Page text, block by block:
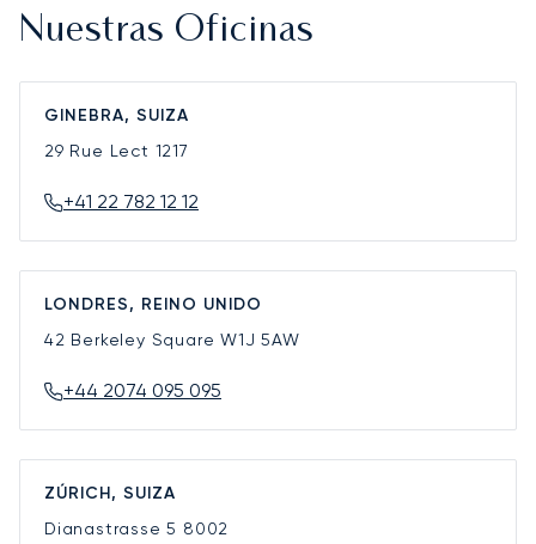
Nuestras Oficinas
GINEBRA, SUIZA
29 Rue Lect 1217
+41 22 782 12 12
LONDRES, REINO UNIDO
42 Berkeley SquareW1J 5AW
+44 2074 095 095
ZÚRICH, SUIZA
Dianastrasse 5 8002